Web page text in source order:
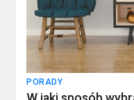
PORADY